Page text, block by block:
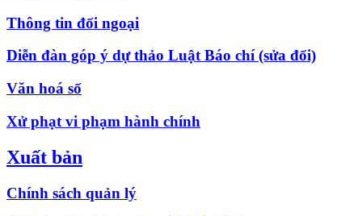
Thông tin đối ngoại
Diễn đàn góp ý dự thảo Luật Báo chí (sửa đổi)
Văn hoá số
Xử phạt vi phạm hành chính
Xuất bản
Chính sách quản lý